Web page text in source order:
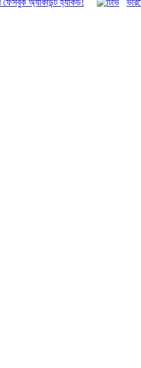
ফেসবুক অ্যাকাউন্ট হ্যাকড!